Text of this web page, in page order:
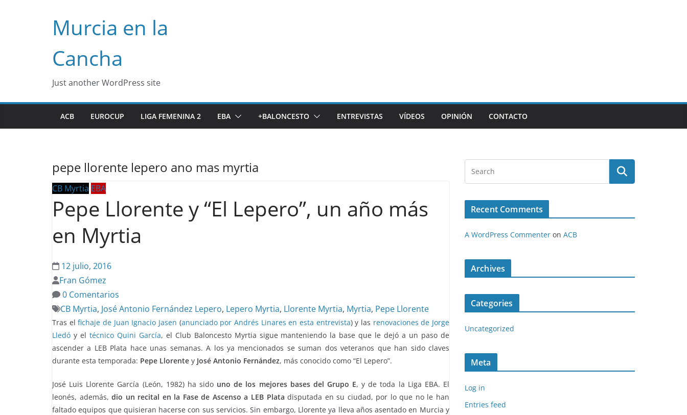
Murcia en la
Cancha
Just another WordPress site
ACB EUROCUP LIGA FEMENINA 2 EBA +BALONCESTO ENTREVISTAS VÍDEOS OPINIÓN CONTACTO
pepe llorente lepero ano mas myrtia
CB Myrtia EBA
Pepe Llorente y “El Lepero”, un año más
en Myrtia
12 julio, 2016
Fran Gómez
0 Comentarios
CB Myrtia, José Antonio Fernández Lepero, Lepero Myrtia, Llorente Myrtia, Myrtia, Pepe Llorente
Tras elfichaje de Juan Ignacio Jasen (anunciado por Andrés Linares en esta entrevista) y las renovaciones de Jorge
Lledó y el técnico Quini García, el Club Baloncesto Myrtia sigue manteniendo la base que le dejó a un paso de
ascender a LEB Plata hace unas semanas. A los ya mencionados se suman dos veteranos que han sido claves
durante esta temporada: Pepe Llorente y José Antonio Fernández, más conocido como “El Lepero”.
José Luis Llorente García (León, 1982) ha sido uno de los mejores bases del Grupo E, y de toda la Liga EBA. El
leonés, además,dio un recital en la Fase de Ascenso a LEB Plata disputada en su ciudad, por lo que no le han
faltado equipos que quisieran hacerse con sus servicios. Sin embargo, Llorente ya lleva años asentado en Murcia y
Recent Comments
A WordPress Commenter on ACB
Archives
Categories
Uncategorized
Meta
Log in
Entries feed